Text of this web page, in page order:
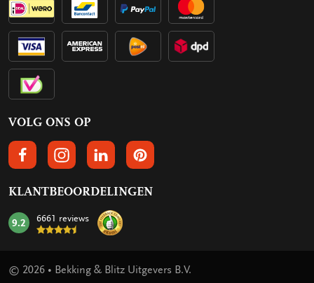
VOLG ONS OP
VOLGS ONS OP FACEBOOK
VOLG ONS OP INSTAGRAM
VOLG ONS OP LINKEDIN
VOLG ONS OP PINTEREST
KLANTBEOORDELINGEN
mark:
9.2 6661 reviews
© 2026 • Bekking & Blitz Uitgevers B.V.